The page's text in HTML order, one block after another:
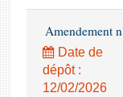
Amendement
Date de
dépôt :
12/02/2026